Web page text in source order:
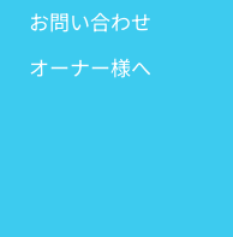
お問い合わせ
オーナー様へ